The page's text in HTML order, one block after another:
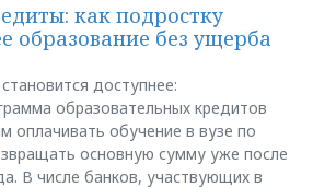
как подростку
образование без ущерба
доступнее:
образовательных кредитов
оплачивать обучение в вузе по
основную сумму уже после
В числе банков, участвующих в